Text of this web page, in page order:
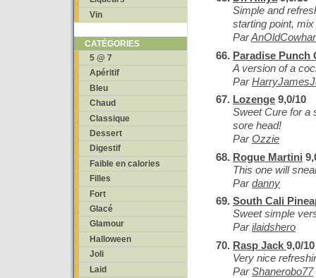
Vin
CATÉGORIES
5 @ 7
Apéritif
Bleu
Chaud
Classique
Dessert
Digestif
Faible en calories
Filles
Fort
Glacé
Glamour
Halloween
Joli
Laid
Simple and
starting point,
Par
Paradise Punch
A version of a
Par
Lozenge 9,0/10
Sweet Cure for a
sore head!
ParOzzie
Rogue Martini
This one will
Pardanny
South Cali
Sweet simple
Parilaidshero
Rasp Jack 9,0/10
Very nice
ParShanerobo77